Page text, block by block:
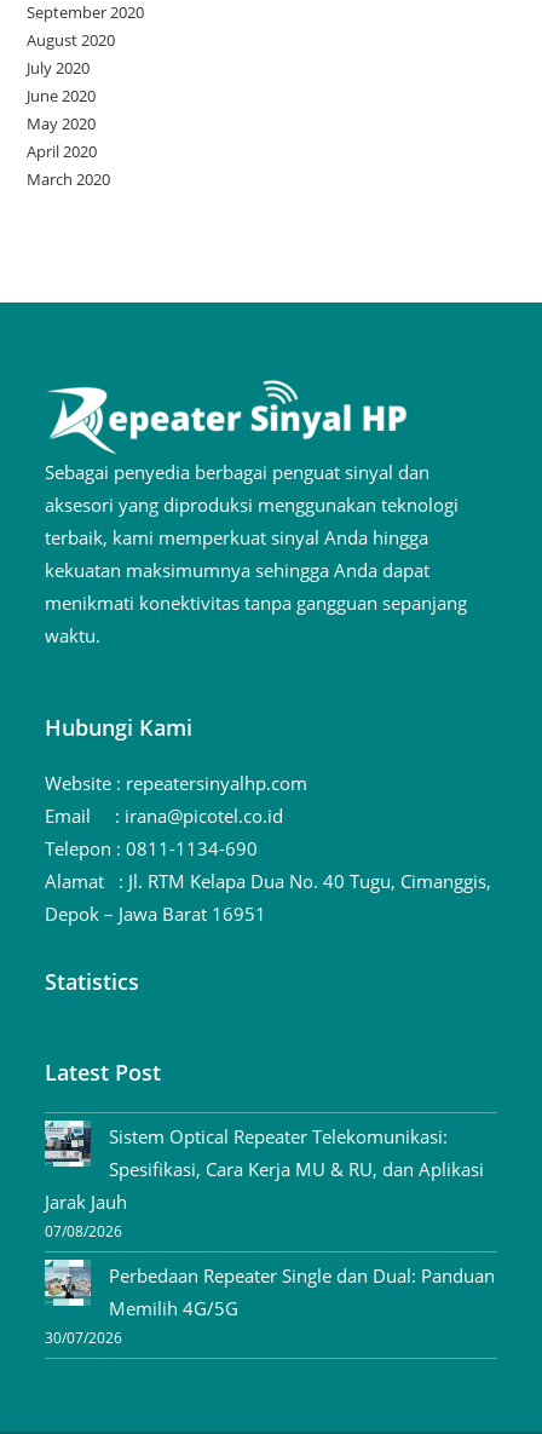
September 2020
August 2020
July 2020
June 2020
May 2020
April 2020
March 2020
Sebagai penyedia berbagai penguat sinyal dan
aksesori yang diproduksi menggunakan teknologi
terbaik, kami memperkuat sinyal Anda hingga
kekuatan maksimumnya sehingga Anda dapat
menikmati konektivitas tanpa gangguan sepanjang
waktu.
Hubungi Kami
Website : repeatersinyalhp.com
Email : irana@picotel.co.id
Telepon :0811-1134-690
Alamat : Jl. RTM Kelapa Dua No. 40 Tugu, Cimanggis,
Depok – Jawa Barat 16951
Statistics
Latest Post
Sistem Optical Repeater Telekomunikasi:
Spesifikasi, Cara Kerja MU & RU, dan Aplikasi
Jarak Jauh
07/08/2026
Perbedaan Repeater Single dan Dual: Panduan
Memilih 4G/5G
30/07/2026